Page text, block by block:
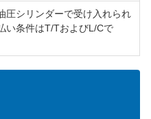
圧シリンダーで受け入れられ
い条件はT/TおよびL/Cで